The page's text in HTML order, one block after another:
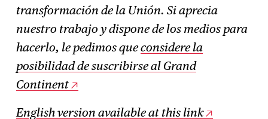
transformación de la Unión. Si aprecia
nuestro trabajo y dispone de los medios para
hacerlo, le pedimos queconsidere la
posibilidad de suscribirse al Grand
Continent
English version available at this link